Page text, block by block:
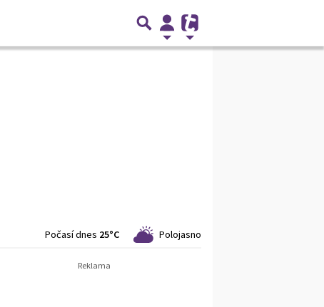
Počasí dnes 25°C Polojasno